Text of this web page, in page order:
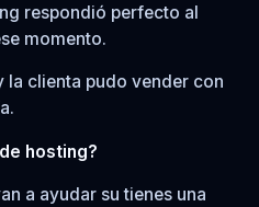
respondió perfecto al
momento.
la clienta pudo vender con
hosting?
a ayudar su tienes una